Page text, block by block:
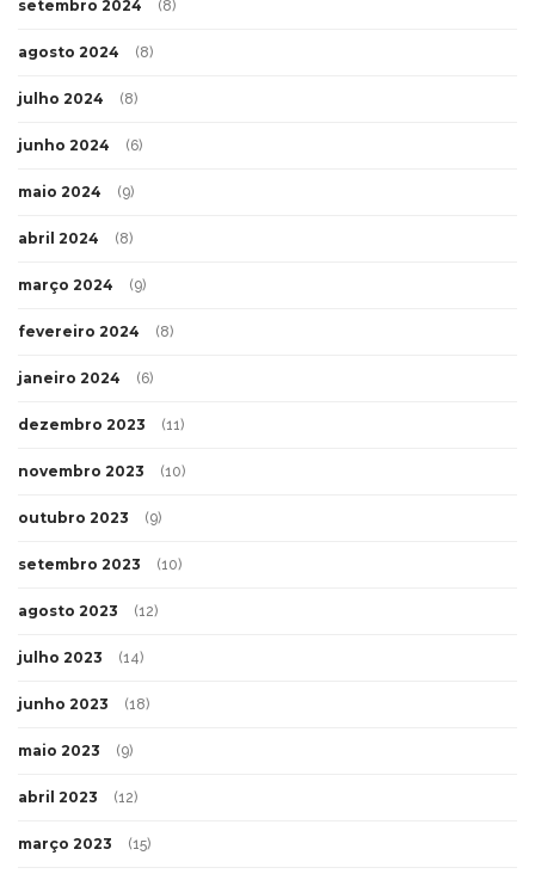
setembro 2024 (8)
agosto 2024 (8)
julho 2024 (8)
junho 2024 (6)
maio 2024 (9)
abril 2024 (8)
março 2024 (9)
fevereiro 2024 (8)
janeiro 2024 (6)
dezembro 2023 (11)
novembro 2023 (10)
outubro 2023 (9)
setembro 2023 (10)
agosto 2023 (12)
julho 2023 (14)
junho 2023 (18)
maio 2023 (9)
abril 2023 (12)
março 2023 (15)